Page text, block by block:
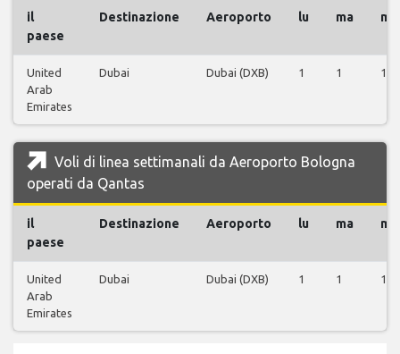
il
paese
Destinazione Aeroporto lu ma me
United
Arab
Emirates
Dubai Dubai (DXB) 1 1 1
Voli di linea settimanali da Aeroporto Bologna
operati da Qantas
il
paese
Destinazione Aeroporto lu ma me
United
Arab
Emirates
Dubai Dubai (DXB) 1 1 1